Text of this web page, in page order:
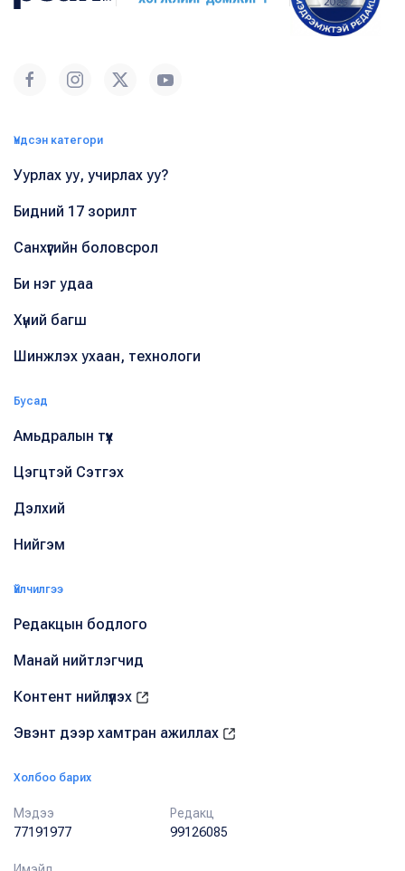
Үндсэн категори
Уурлах уу, учирлах уу?
Бидний 17 зорилт
Санхүүгийн боловсрол
Би нэг удаа
Хүний багш
Шинжлэх ухаан, технологи
Бусад
Амьдралын түүх
Цэгцтэй Сэтгэх
Дэлхий
Нийгэм
Үйлчилгээ
Редакцын бодлого
Манай нийтлэгчид
Контент нийлүүлэх
Эвэнт дээр хамтран ажиллах
Холбоо барих
Мэдээ
77191977
Редакц
99126085